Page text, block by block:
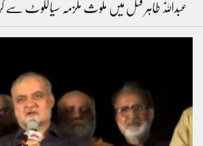
عبداللّٰہ طاہر قتل میں ملوث ملزمہ سیالکوٹ سے